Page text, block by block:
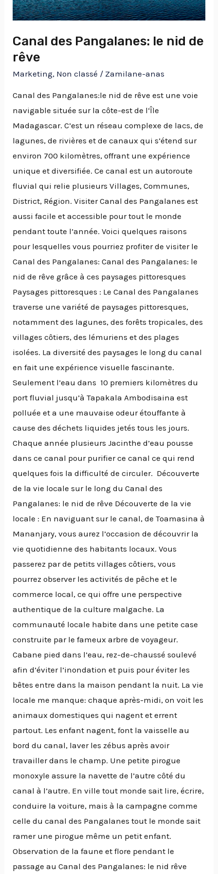
Canal des Pangalanes: le nid de
rêve
Marketing, Non classé / Zamilane-anas
Canal des Pangalanes:le nid de rêve est une voie
navigable située sur la côte-est de l’Île
Madagascar. C’est un réseau complexe de lacs, de
lagunes, de rivières et de canaux qui s’étend sur
environ 700 kilomètres, offrant une expérience
unique et diversifiée. Ce canal est un autoroute
fluvial qui relie plusieurs Villages, Communes,
District, Région. Visiter Canal des Pangalanes est
aussi facile et accessible pour tout le monde
pendant toute l’année. Voici quelques raisons
pour lesquelles vous pourriez profiter de visiter le
Canal des Pangalanes: Canal des Pangalanes: le
nid de rêve grâce à ces paysages pittoresques
Paysages pittoresques : Le Canal des Pangalanes
traverse une variété de paysages pittoresques,
notamment des lagunes, des forêts tropicales, des
villages côtiers, des lémuriens et des plages
isolées. La diversité des paysages le long du canal
en fait une expérience visuelle fascinante.
Seulement l’eau dans 10 premiers kilomètres du
port fluvial jusqu’à Tapakala Ambodisaina est
polluée et a une mauvaise odeur étouffante à
cause des déchets liquides jetés tous les jours.
Chaque année plusieurs Jacinthe d’eau pousse
dans ce canal pour purifier ce canal ce qui rend
quelques fois la difficulté de circuler. Découverte
de la vie locale sur le long du Canal des
Pangalanes: le nid de rêve Découverte de la vie
locale : En naviguant sur le canal, de Toamasina à
Mananjary, vous aurez l’occasion de découvrir la
vie quotidienne des habitants locaux. Vous
passerez par de petits villages côtiers, vous
pourrez observer les activités de pêche et le
commerce local, ce qui offre une perspective
authentique de la culture malgache. La
communauté locale habite dans une petite case
construite par le fameux arbre de voyageur.
Cabane pied dans l’eau, rez-de-chaussé soulevé
afin d’éviter l’inondation et puis pour éviter les
bêtes entre dans la maison pendant la nuit. La vie
locale me manque: chaque après-midi, on voit les
animaux domestiques qui nagent et errent
partout. Les enfant nagent, font la vaisselle au
bord du canal, laver les zébus après avoir
travailler dans le champ. Une petite pirogue
monoxyle assure la navette de l’autre côté du
canal à l’autre. En ville tout monde sait lire, écrire,
conduire la voiture, mais à la campagne comme
celle du canal des Pangalanes tout le monde sait
ramer une pirogue même un petit enfant.
Observation de la faune et flore pendant le
passage au Canal des Pangalanes: le nid rêve
rêve